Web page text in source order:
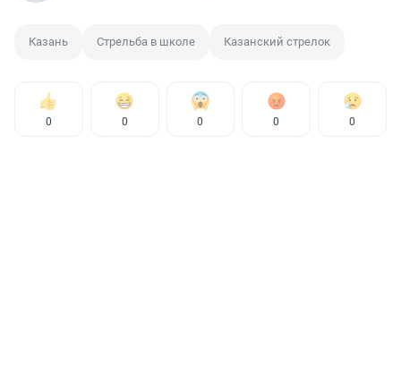
Казань Стрельба в школе Казанский стрелок
0 0 0 0 0